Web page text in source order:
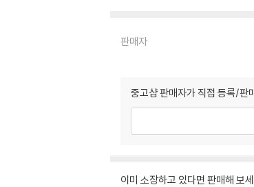
판매자
중고샵 판매자가 직접 등록/판
이미 소장하고 있다면 판매해 보